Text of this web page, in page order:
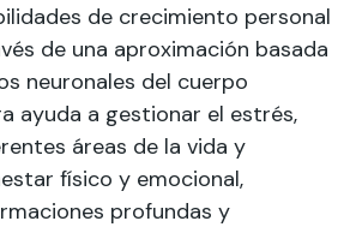
de crecimiento personal
de una aproximación basada
neuronales del cuerpo
ayuda a gestionar el estrés,
áreas de la vida y
físico y emocional,
profundas y